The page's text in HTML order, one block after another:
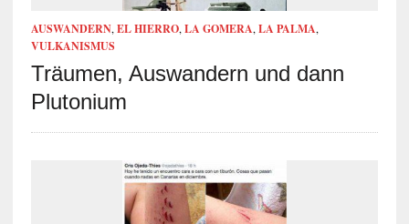
AUSWANDERN, EL HIERRO, LA GOMERA, LA PALMA,
VULKANISMUS
Träumen, Auswandern und dann
Plutonium